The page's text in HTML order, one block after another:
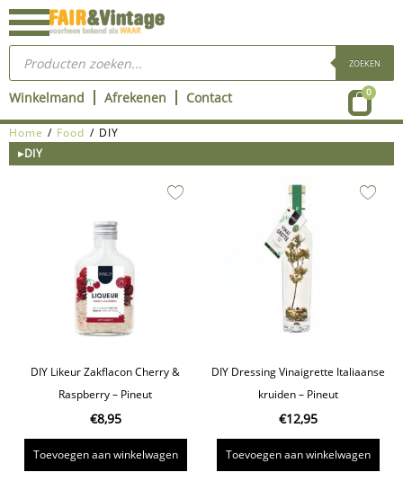
Ga
naar
inhoud
Producten
zoeken ZOEKEN
Winkelmand Afrekenen Contact 0
Home / Food / DIY
▸DIY
DIY Likeur Zakflacon Cherry &
Raspberry – Pineut
€8,95
Toevoegen aan winkelwagen
DIY Dressing Vinaigrette Italiaanse
kruiden – Pineut
€12,95
Toevoegen aan winkelwagen